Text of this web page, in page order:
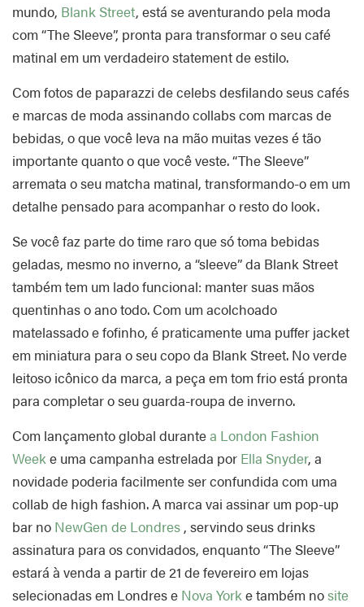
mundo, Blank Street, está se aventurando pela moda
com “The Sleeve”, pronta para transformar o seu café
matinal em um verdadeiro statement de estilo.
Com fotos de paparazzi de celebs desfilando seus cafés
e marcas de moda assinando collabs com marcas de
bebidas, o que você leva na mão muitas vezes é tão
importante quanto o que você veste. “The Sleeve”
arremata o seu matcha matinal, transformando-o em um
detalhe pensado para acompanhar o resto do look.
Se você faz parte do time raro que só toma bebidas
geladas, mesmo no inverno, a “sleeve” da Blank Street
também tem um lado funcional: manter suas mãos
quentinhas o ano todo. Com um acolchoado
matelassado e fofinho, é praticamente uma puffer jacket
em miniatura para o seu copo da Blank Street. No verde
leitoso icônico da marca, a peça em tom frio está pronta
para completar o seu guarda-roupa de inverno.
Com lançamento global durantea London Fashion
Weeke uma campanha estrelada por Ella Snyder, a
novidade poderia facilmente ser confundida com uma
collab de high fashion. A marca vai assinar um pop-up
bar no NewGen de Londres , servindo seus drinks
assinatura para os convidados, enquanto “The Sleeve”
estará à venda a partir de 21 de fevereiro em lojas
selecionadas em Londres e Nova Yorke também nosite